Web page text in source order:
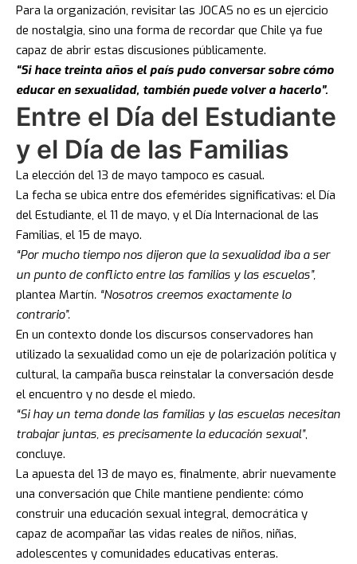
Para la organización, revisitar las JOCAS no es un ejercicio
de nostalgia, sino una forma de recordar que Chile ya fue
capaz de abrir estas discusiones públicamente.
“Si hace treinta años el país pudo conversar sobre cómo
educar en sexualidad, también puede volver a hacerlo”.
Entre el Día del Estudiante
y el Día de las Familias
La elección del 13 de mayo tampoco es casual.
La fecha se ubica entre dos efemérides significativas: el Día
del Estudiante, el 11 de mayo, y el Día Internacional de las
Familias, el 15 de mayo.
“Por mucho tiempo nos dijeron que la sexualidad iba a ser
un punto de conflicto entre las familias y las escuelas”,
plantea Martín. “Nosotros creemos exactamente lo
contrario”.
En un contexto donde los discursos conservadores han
utilizado la sexualidad como un eje de polarización política y
cultural, la campaña busca reinstalar la conversación desde
el encuentro y no desde el miedo.
“Si hay un tema donde las familias y las escuelas necesitan
trabajar juntas, es precisamente la educación sexual”,
concluye.
La apuesta del 13 de mayo es, finalmente, abrir nuevamente
una conversación que Chile mantiene pendiente: cómo
construir una educación sexual integral, democrática y
capaz de acompañar las vidas reales de niños, niñas,
adolescentes y comunidades educativas enteras.